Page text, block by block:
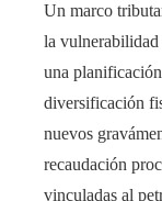
Un marco
la vulnerabilidad
una
diversificación
nuevos
recaudación
vinculadas al